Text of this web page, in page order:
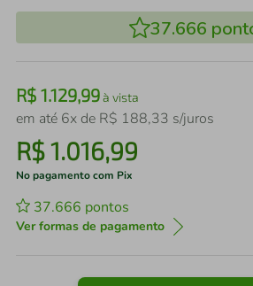
37.666
R$ 1.129,99à vista
em até 6x de R$ 188,33 s/juros
R$1.016,99
No pagamento com Pix
37.666 pontos
Ver formas de pagamento